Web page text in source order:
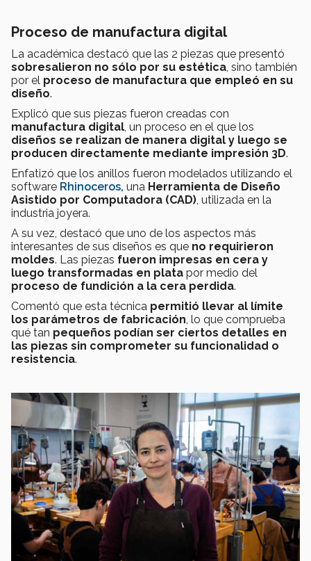
Proceso de manufactura digital
La académica destacó que las 2 piezas que presentó
sobresalieron no sólo por su estética , sino también
por el proceso de manufactura que empleó en su
diseño.
Explicó que sus piezas fueron creadas con
manufactura digital , un proceso en el que los
diseños se realizan de manera digital y luego se
producen directamente mediante impresión 3D.
Enfatizó que los anillos fueron modelados utilizando el
software Rhinoceros, una Herramienta de Diseño
Asistido por Computadora (CAD) , utilizada en la
industria joyera.
A su vez, destacó que uno de los aspectos más
interesantes de sus diseños es que no requirieron
moldes. Las piezas fueron impresas en cera y
luego transformadas en plata por medio del
proceso de fundición a la cera perdida.
Comentó que esta técnica permitió llevar al límite
los parámetros de fabricación , lo que comprueba
qué tan pequeños podían ser ciertos detalles en
las piezas sin comprometer su funcionalidad o
resistencia.